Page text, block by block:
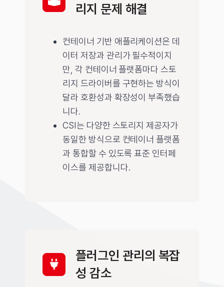
리지 문제 해결
컨테이너 기반 애플리케이션은 데
이터 저장과 관리가 필수적이지
만, 각 컨테이너 플랫폼마다 스토
리지 드라이버를 구현하는 방식이
달라 호환성과 확장성이 부족했습
니다.
CSI는 다양한 스토리지 제공자가
동일한 방식으로 컨테이너 플랫폼
과 통합할 수 있도록 표준 인터페
이스를 제공합니다.
플러그인 관리의 복잡
성 감소